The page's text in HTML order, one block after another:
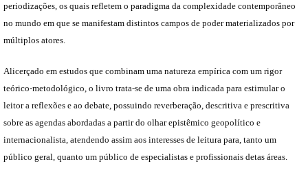
periodizações, os quais refletem o paradigma da complexidade contemporâneo
no mundo em que se manifestam distintos campos de poder materializados por
múltiplos atores.
Alicerçado em estudos que combinam uma natureza empírica com um rigor
teórico-metodológico, o livro trata-se de uma obra indicada para estimular o
leitor a reflexões e ao debate, possuindo reverberação, descritiva e prescritiva
sobre as agendas abordadas a partir do olhar epistêmico geopolítico e
internacionalista, atendendo assim aos interesses de leitura para, tanto um
público geral, quanto um público de especialistas e profissionais detas áreas.